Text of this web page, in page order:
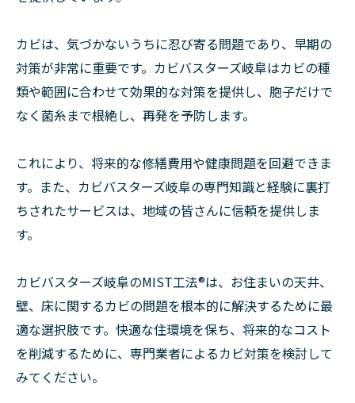
カビは、気づかないうちに忍び寄る問題であり、早期の
対策が非常に重要です。カビバスターズ岐阜はカビの種
類や範囲に合わせて効果的な対策を提供し、胞子だけで
なく菌糸まで根絶し、再発を予防します。
これにより、将来的な修繕費用や健康問題を回避できま
す。また、カビバスターズ岐阜の専門知識と経験に裏打
ちされたサービスは、地域の皆さんに信頼を提供しま
す。
カビバスターズ岐阜のMIST工法®は、お住まいの天井、
壁、床に関するカビの問題を根本的に解決するために最
適な選択肢です。快適な住環境を保ち、将来的なコスト
を削減するために、専門業者によるカビ対策を検討して
みてください。